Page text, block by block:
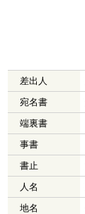
差出人
宛名書
端裏書
事書
書止
人名
地名